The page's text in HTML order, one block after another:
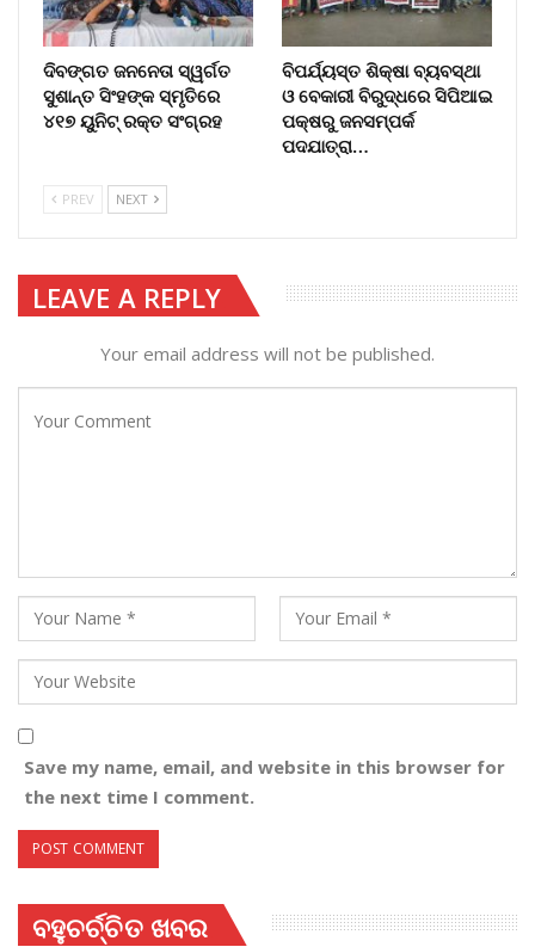
ଦିବଙ୍ଗତ ଜନନେତା ସ୍ୱର୍ଗତ
ସୁଶାନ୍ତ ସିଂହଙ୍କ ସ୍ମୃତିରେ
୪୧୭ ୟୁନିଟ୍ ରକ୍ତ ସଂଗ୍ରହ
ବିପର୍ଯ୍ୟସ୍ତ ଶିକ୍ଷା ବ୍ୟବସ୍ଥା
ଓ ବେକାରୀ ବିରୁଦ୍ଧରେ ସିପିଆଇ
ପକ୍ଷରୁ ଜନସମ୍ପର୍କ
ପଦଯାତ୍ରା…
PREV NEXT
LEAVE A REPLY
Your email address will not be published.
Save my name, email, and website in this browser for
the next time I comment.
ବହୁଚର୍ଚ୍ଚିତ ଖବର